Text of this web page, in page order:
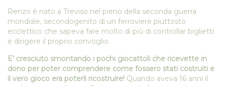
Renzo è nato a Treviso nel pieno della seconda guerra
mondiale, secondogenito di un ferroviere piuttosto
ecclettico che sapeva fare molto di più di controllar biglietti
e dirigere il proprio convoglio.
E’ cresciuto smontando i pochi giocattoli che ricevette in
dono per poter comprendere come fossero stati costruiti e
il vero gioco era poterli ricostruire! Quando aveva 16 anni il